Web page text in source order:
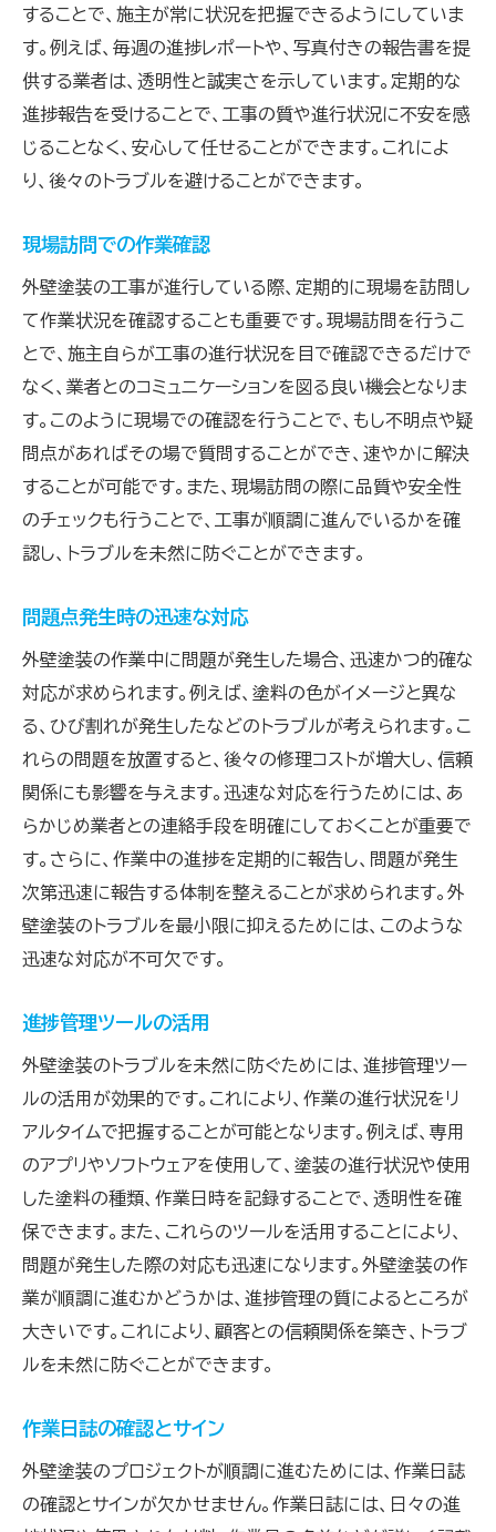
することで、施主が常に状況を把握できるようにしていま
す。例えば、毎週の進捗レポートや、写真付きの報告書を提
供する業者は、透明性と誠実さを示しています。定期的な
進捗報告を受けることで、工事の質や進行状況に不安を感
じることなく、安心して任せることができます。これによ
り、後々のトラブルを避けることができます。
現場訪問での作業確認
外壁塗装の工事が進行している際、定期的に現場を訪問し
て作業状況を確認することも重要です。現場訪問を行うこ
とで、施主自らが工事の進行状況を目で確認できるだけで
なく、業者とのコミュニケーションを図る良い機会となりま
す。このように現場での確認を行うことで、もし不明点や疑
問点があればその場で質問することができ、速やかに解決
することが可能です。また、現場訪問の際に品質や安全性
のチェックも行うことで、工事が順調に進んでいるかを確
認し、トラブルを未然に防ぐことができます。
問題点発生時の迅速な対応
外壁塗装の作業中に問題が発生した場合、迅速かつ的確な
対応が求められます。例えば、塗料の色がイメージと異な
る、ひび割れが発生したなどのトラブルが考えられます。こ
れらの問題を放置すると、後々の修理コストが増大し、信頼
関係にも影響を与えます。迅速な対応を行うためには、あ
らかじめ業者との連絡手段を明確にしておくことが重要で
す。さらに、作業中の進捗を定期的に報告し、問題が発生
次第迅速に報告する体制を整えることが求められます。外
壁塗装のトラブルを最小限に抑えるためには、このような
迅速な対応が不可欠です。
進捗管理ツールの活用
外壁塗装のトラブルを未然に防ぐためには、進捗管理ツー
ルの活用が効果的です。これにより、作業の進行状況をリ
アルタイムで把握することが可能となります。例えば、専用
のアプリやソフトウェアを使用して、塗装の進行状況や使用
した塗料の種類、作業日時を記録することで、透明性を確
保できます。また、これらのツールを活用することにより、
問題が発生した際の対応も迅速になります。外壁塗装の作
業が順調に進むかどうかは、進捗管理の質によるところが
大きいです。これにより、顧客との信頼関係を築き、トラブ
ルを未然に防ぐことができます。
作業日誌の確認とサイン
外壁塗装のプロジェクトが順調に進むためには、作業日誌
の確認とサインが欠かせません。作業日誌には、日々の進